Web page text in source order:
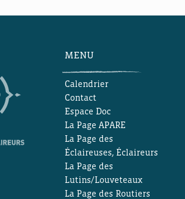
MENU
Calendrier
Contact
Espace Doc
La Page APARE
La Page des
Éclaireuses, Éclaireurs
La Page des
Lutins/Louveteaux
La Page des Routiers